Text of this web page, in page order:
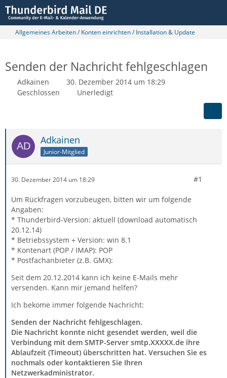
Allgemeines Arbeiten / Konten einrichten / Installation & Update
Senden der Nachricht fehlgeschlagen
Adkainen
30. Dezember 2014 um 18:29
Geschlossen
Unerledigt
Adkainen
Junior-Mitglied
30. Dezember 2014 um 18:29 #1
Um Rückfragen vorzubeugen, bitten wir um folgende
Angaben:
* Thunderbird-Version: aktuell (download automatisch
20.12.14)
* Betriebssystem + Version: win 8.1
* Kontenart (POP / IMAP): POP
* Postfachanbieter (z.B. GMX):
Seit dem 20.12.2014 kann ich keine E-Mails mehr
versenden. Kann mir jemand helfen?
Ich bekome immer folgende Nachricht:
Senden der Nachricht fehlgeschlagen.
Die Nachricht konnte nicht gesendet werden, weil die
Verbindung mit dem SMTP-Server smtp.XXXXX.de ihre
Ablaufzeit (Timeout) überschritten hat. Versuchen Sie es
nochmals oder kontaktieren Sie Ihren
Netzwerkadministrator.